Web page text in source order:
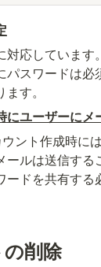
応しています。
パスワードは必
にユーザーにメ
ント作成時に
ールは送信す
ドを共有する
削除